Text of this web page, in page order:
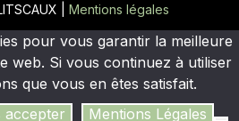
| Mentions légales
pour vous garantir la meilleure
web. Si vous continuez à utiliser
que vous en êtes satisfait.
accepter Mentions Légales